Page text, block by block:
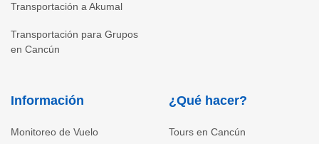
Transportación a Akumal
Transportación para Grupos
en Cancún
Información
Monitoreo de Vuelo
¿Qué hacer?
Tours en Cancún